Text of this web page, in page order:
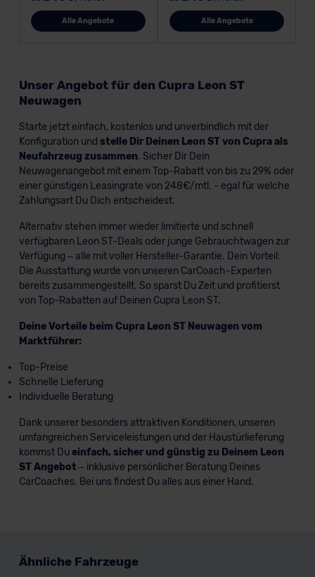
Alle Angebote Alle Angebote
Unser Angebot für den Cupra Leon ST
Neuwagen
Starte jetzt einfach, kostenlos und unverbindlich mit der
Konfiguration und stelle Dir Deinen Leon ST von Cupra als
Neufahrzeug zusammen. Sicher Dir Dein
Neuwagenangebot mit einem Top-Rabatt von bis zu 29% oder
einer günstigen Leasingrate von 248€/mtl. - egal für welche
Zahlungsart Du Dich entscheidest.
Alternativ stehen immer wieder limitierte und schnell
verfügbaren Leon ST-Deals oder junge Gebrauchtwagen zur
Verfügung – alle mit voller Hersteller-Garantie. Dein Vorteil:
Die Ausstattung wurde von unseren CarCoach-Experten
bereits zusammengestellt. So sparst Du Zeit und profitierst
von Top-Rabatten auf Deinen Cupra Leon ST.
Deine Vorteile beim Cupra Leon ST Neuwagen vom
Marktführer:
Top-Preise
Schnelle Lieferung
Individuelle Beratung
Dank unserer besonders attraktiven Konditionen, unseren
umfangreichen Serviceleistungen und der Haustürlieferung
kommst Du einfach, sicher und günstig zu Deinem Leon
ST Angebot – inklusive persönlicher Beratung Deines
CarCoaches. Bei uns findest Du alles aus einer Hand.
Ähnliche Fahrzeuge